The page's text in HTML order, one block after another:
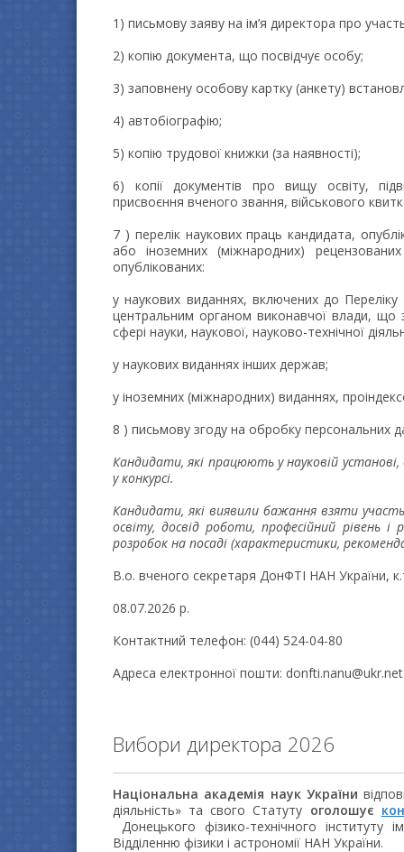
1) письмову заяву на ім’я директора про
2) копію документа, що посвідчує особу;
3) заповнену особову картку (анкету)
4) автобіографію;
5) копію трудової книжки (за наявності);
6) копії документів про вищу освіту,
присвоєння вченого звання, військового
7 ) перелік наукових праць кандидата,
або іноземних (міжнародних)
опублікованих:
у наукових виданнях, включених до
центральним органом виконавчої влади, що
сфері науки, наукової, науково-технічної
у наукових виданнях інших держав;
у іноземних (міжнародних) виданнях,
8 ) письмову згоду на обробку персональних
Кандидати, які працюють у науковій
у конкурсі.
Кандидати, які виявили бажання взяти
освіту, досвід роботи, професійний рівень
розробок на посаді (характеристики,
В.о. вченого секретаря ДонФТІ НАН
08.07.2026 р.
Контактний телефон: (044) 524-04-80
Адреса електронної пошти: donfti.nanu@ukr.net
Вибори директора 2026
Національна академія наук України
діяльність» та свого Статуту оголошує
Донецького фізико-технічного інституту
Відділенню фізики і астрономії НАН України.